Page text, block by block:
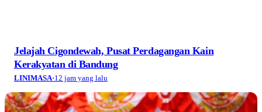
Jelajah Cigondewah, Pusat Perdagangan Kain
Kerakyatan di Bandung
LINIMASA·12 jam yang lalu